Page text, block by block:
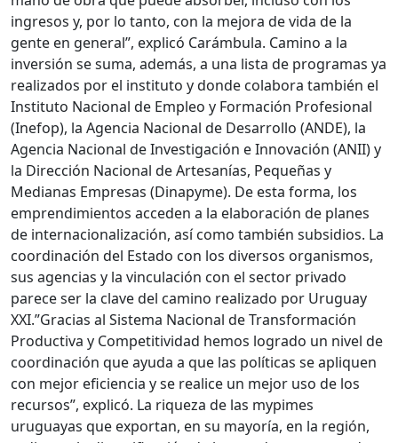
ingresos y, por lo tanto, con la mejora de vida de la
gente en general”, explicó Carámbula. Camino a la
inversión se suma, además, a una lista de programas ya
realizados por el instituto y donde colabora también el
Instituto Nacional de Empleo y Formación Profesional
(Inefop), la Agencia Nacional de Desarrollo (ANDE), la
Agencia Nacional de Investigación e Innovación (ANII) y
la Dirección Nacional de Artesanías, Pequeñas y
Medianas Empresas (Dinapyme). De esta forma, los
emprendimientos acceden a la elaboración de planes
de internacionalización, así como también subsidios. La
coordinación del Estado con los diversos organismos,
sus agencias y la vinculación con el sector privado
parece ser la clave del camino realizado por Uruguay
XXI.”Gracias al Sistema Nacional de Transformación
Productiva y Competitividad hemos logrado un nivel de
coordinación que ayuda a que las políticas se apliquen
con mejor eficiencia y se realice un mejor uso de los
recursos”, explicó. La riqueza de las mypimes
uruguayas que exportan, en su mayoría, en la región,